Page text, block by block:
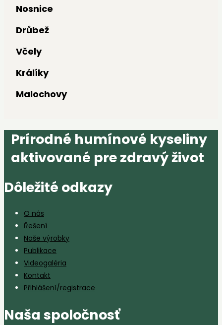
Nosnice
Drůbež
Včely
Králíky
Malochovy
Prírodné humínové kyseliny
aktivované pre zdravý život
Dôležité odkazy
O nás
Řešení
Naše výrobky
Publikace
Videogaléria
Kontakt
Přihlášení/registrace
Naša spoločnosť